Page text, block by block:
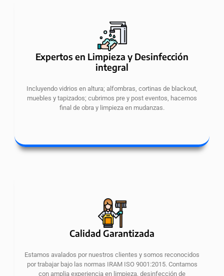
Expertos en Limpieza y Desinfección
integral
Incluyendo vidrios en altura; alfombras, cortinas de blackout,
muebles y tapizados; cubrimos pre y post eventos, hacemos
final de obra y limpieza en mudanzas.
Calidad Garantizada
Estamos avalados por nuestros clientes y somos reconocidos
por trabajar bajo las normas IRAM ISO 9001:2015. Contamos
con amplia experiencia en limpieza, desinfección de